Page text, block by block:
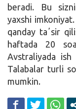
beradi. Bu
yaxshi
qanday taʼsir
haftada 20
Avstraliyada
Talabalar turli
mumkin.